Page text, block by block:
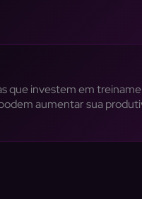
que investem em
aumentar sua